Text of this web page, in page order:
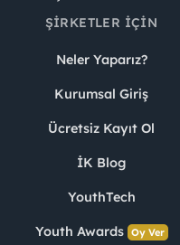
ŞIRKETLER İÇIN
Neler Yaparız?
Kurumsal Giriş
Ücretsiz Kayıt Ol
İK Blog
YouthTech
Youth Awards Oy Ver